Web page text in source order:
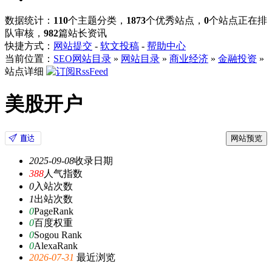
数据统计： 110个主题分类， 1873个优秀站点， 0个站点正在排
队审核， 982篇站长资讯
快捷方式： 网站提交 - 软文投稿 - 帮助中心
当前位置： SEO网站目录 » 网站目录 » 商业经济 » 金融投资 »
站点详细
美股开户
网站预览
2025-09-08收录日期
388人气指数
0入站次数
1出站次数
0PageRank
0百度权重
0Sogou Rank
0AlexaRank
2026-07-31 最近浏览